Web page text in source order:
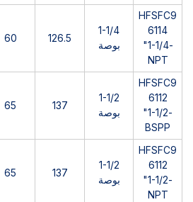
HFSFC9
6114
-1-1/4"
NPT
1-1/4
بوصة
126.5
60
HFSFC9
6112
-1-1/2"
BSPP
1-1/2
بوصة
137
65
HFSFC9
6112
-1-1/2"
NPT
1-1/2
بوصة
137
65